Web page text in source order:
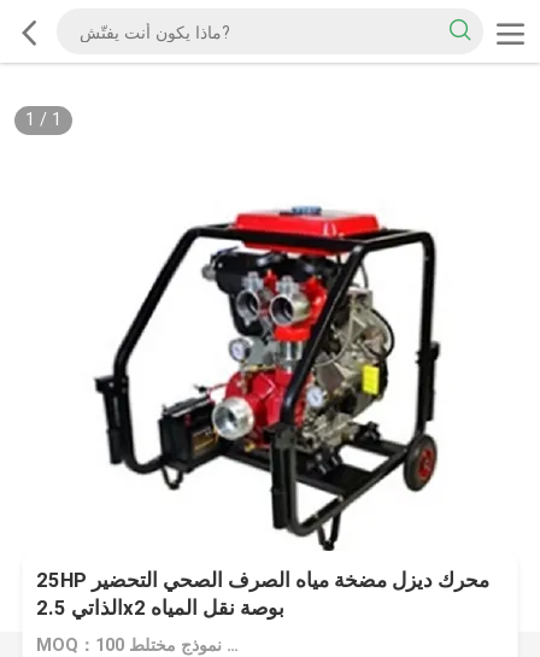
1 / 1
25HP محرك ديزل مضخة مياه الصرف الصحي التحضير
الذاتي 2.5x2 بوصة نقل المياه
MOQ：100 وحدة نموذج مختلط